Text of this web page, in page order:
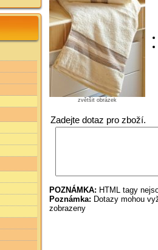
zvětšit obrázek
Zadejte dotaz pro zboží.
POZNÁMKA: HTML tagy
Poznámka: Dotazy mohou
zobrazeny